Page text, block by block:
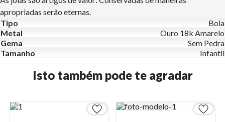
apropriadas serão eternas.
Tipo
Bola
Metal
Ouro 18k Amarelo
Gema
Sem Pedra
Tamanho
Infantil
Isto também pode te agradar